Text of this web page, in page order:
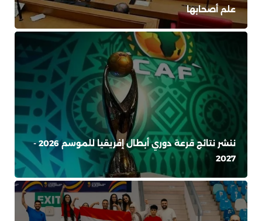
علم أصحابها
ننشر نتائج قرعة دوري أبطال إفريقيا للموسم 2026 -
2027